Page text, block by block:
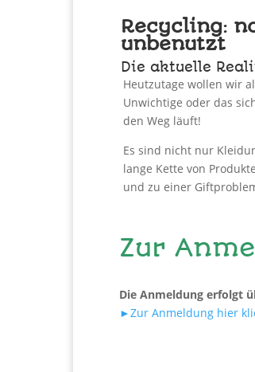
Recycling:
unbenutzt
Die aktuelle
Heutzutage wollen wir
Unwichtige oder das
den Weg läuft!
Es sind nicht nur
lange Kette von
und zu einer
Zur
Die Anmeldung erfolgt
►Zur Anmeldung hier